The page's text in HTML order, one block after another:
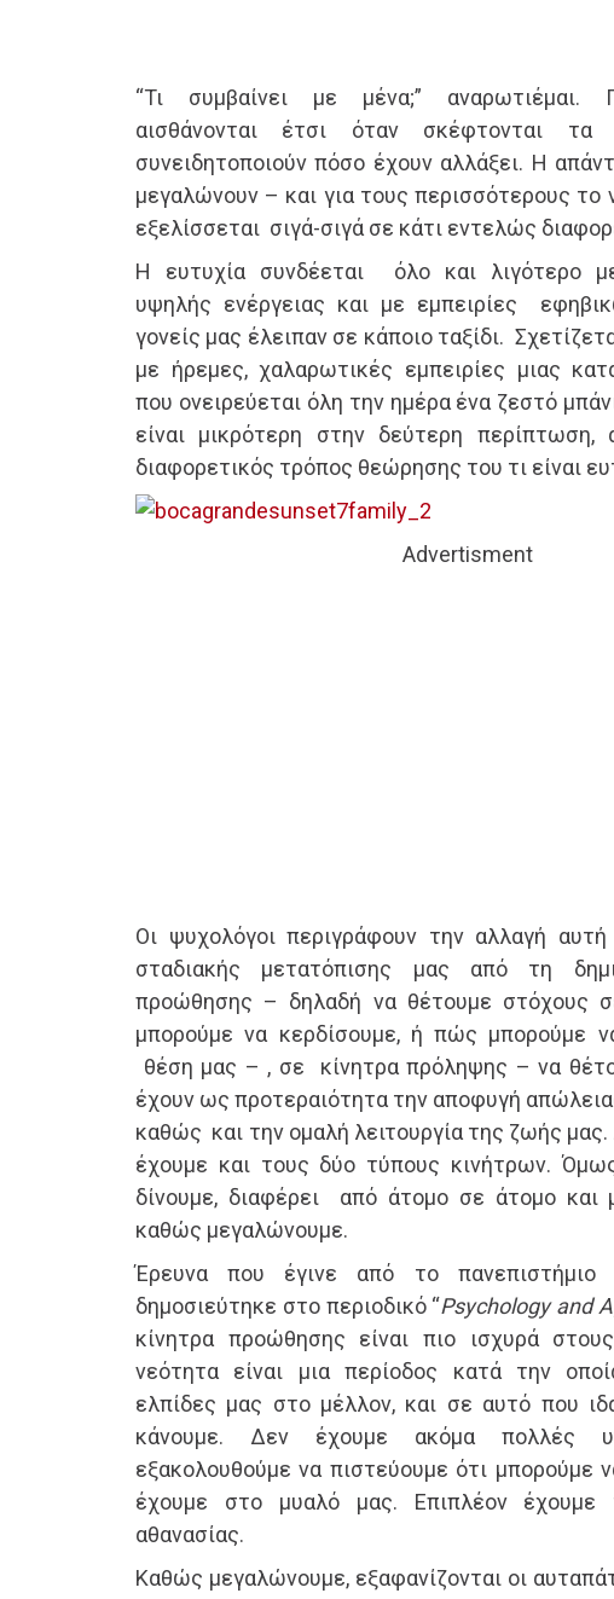
“Τι συμβαίνει με μένα;” αναρωτιέμαι.
αισθάνονται έτσι όταν σκέφτονται
συνειδητοποιούν πόσο έχουν αλλάξει. Η
μεγαλώνουν – και για τους περισσότερους το
εξελίσσεται σιγά-σιγά σε κάτι εντελώς
Η ευτυχία συνδέεται όλο και λιγότερο
υψηλής ενέργειας και με εμπειρίες
γονείς μας έλειπαν σε κάποιο ταξίδι.
με ήρεμες, χαλαρωτικές εμπειρίες μιας
που ονειρεύεται όλη την ημέρα ένα ζεστό
είναι μικρότερη στην δεύτερη περίπτωση,
διαφορετικός τρόπος θεώρησης του τι είναι
Advertisment
Οι ψυχολόγοι περιγράφουν την αλλαγή
σταδιακής μετατόπισης μας από τη
προώθησης – δηλαδή να θέτουμε στόχους
μπορούμε να κερδίσουμε, ή πώς μπορούμε
θέση μας – , σε κίνητρα πρόληψης – να
έχουν ως προτεραιότητα την αποφυγή
καθώς και την ομαλή λειτουργία της ζωής
έχουμε και τους δύο τύπους κινήτρων.
δίνουμε, διαφέρει από άτομο σε άτομο και
καθώς μεγαλώνουμε.
Έρευνα που έγινε από το πανεπιστήμιο
δημοσιεύτηκε στο περιοδικό “Psychology and
κίνητρα προώθησης είναι πιο ισχυρά
νεότητα είναι μια περίοδος κατά την
ελπίδες μας στο μέλλον, και σε αυτό που
κάνουμε. Δεν έχουμε ακόμα πολλές
εξακολουθούμε να πιστεύουμε ότι μπορούμε
έχουμε στο μυαλό μας. Επιπλέον έχουμε
αθανασίας.
Καθώς μεγαλώνουμε, εξαφανίζονται οι